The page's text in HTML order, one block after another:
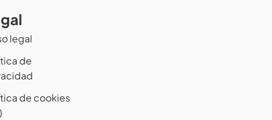
legal
de
de cookies